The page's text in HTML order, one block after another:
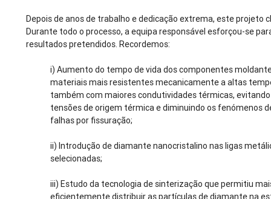
Depois de anos de trabalho e dedicação extrema, este projeto
Durante todo o processo, a equipa responsável esforçou-se
resultados pretendidos. Recordemos:
i) Aumento do tempo de vida dos componentes
materiais mais resistentes mecanicamente a altas
também com maiores condutividades térmicas,
tensões de origem térmica e diminuindo os fenómenos
falhas por fissuração;
ii) Introdução de diamante nanocristalino nas ligas
selecionadas;
iii) Estudo da tecnologia de sinterização que permitiu